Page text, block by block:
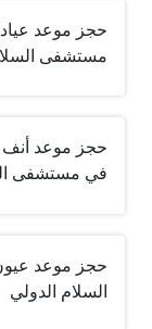
حجز موعد
مستشفى
حجز موعد أنف
في مستشفى
حجز موعد
السلام الدولي